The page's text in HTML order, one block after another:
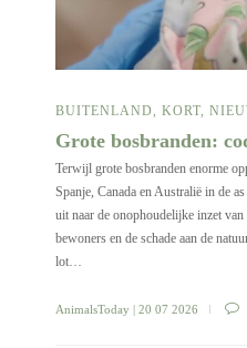
BUITENLAND KORT
Grote bosbranden:
Terwijl grote bosbranden enorme
Spanje, Canada en Australië in de
uit naar de onophoudelijke inzet
bewoners en de schade aan de
lot…
AnimalsToday | 20 07 2026